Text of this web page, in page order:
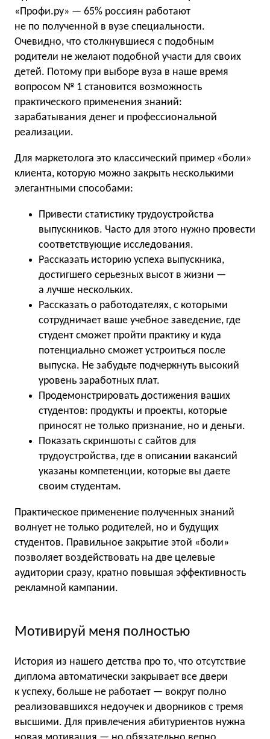
«Профи.ру» — 65% россиян работают
не по полученной в вузе специальности.
Очевидно, что столкнувшиеся с подобным
родители не желают подобной участи для своих
детей. Потому при выборе вуза в наше время
вопросом № 1 становится возможность
практического применения знаний:
зарабатывания денег и профессиональной
реализации.
Для маркетолога это классический пример «боли»
клиента, которую можно закрыть несколькими
элегантными способами:
Привести статистику трудоустройства
выпускников. Часто для этого нужно провести
соответствующие исследования.
Рассказать историю успеха выпускника,
достигшего серьезных высот в жизни —
а лучше нескольких.
Рассказать о работодателях, с которыми
сотрудничает ваше учебное заведение, где
студент сможет пройти практику и куда
потенциально сможет устроиться после
выпуска. Не забудьте подчеркнуть высокий
уровень заработных плат.
Продемонстрировать достижения ваших
студентов: продукты и проекты, которые
приносят не только признание, но и деньги.
Показать скриншоты с сайтов для
трудоустройства, где в описании вакансий
указаны компетенции, которые вы даете
своим студентам.
Практическое применение полученных знаний
волнует не только родителей, но и будущих
студентов. Правильное закрытие этой «боли»
позволяет воздействовать на две целевые
аудитории сразу, кратно повышая эффективность
рекламной кампании.
Мотивируй меня полностью
История из нашего детства про то, что отсутствие
диплома автоматически закрывает все двери
к успеху, больше не работает — вокруг полно
реализовавшихся недоучек и дворников с тремя
высшими. Для привлечения абитуриентов нужна